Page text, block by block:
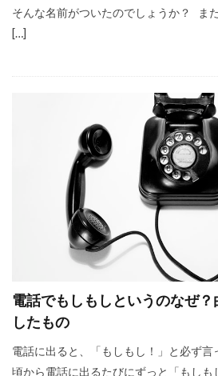
そんな名前がついたのでしょうか？ ま
[…]
電話でもしもしというのなぜ
したもの
電話に出ると、「もしもし！」と必ず
頃から電話に出るたびにずっと「もし